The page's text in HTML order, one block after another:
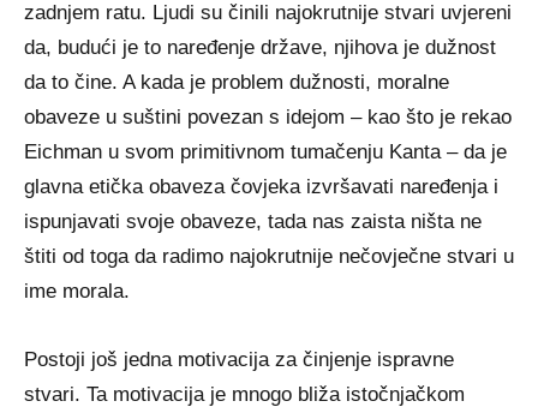
zadnjem ratu. Ljudi su činili najokrutnije stvari uvjereni
da, budući je to naređenje države, njihova je dužnost
da to čine. A kada je problem dužnosti, moralne
obaveze u suštini povezan s idejom – kao što je rekao
Eichman u svom primitivnom tumačenju Kanta – da je
glavna etička obaveza čovjeka izvršavati naređenja i
ispunjavati svoje obaveze, tada nas zaista ništa ne
štiti od toga da radimo najokrutnije nečovječne stvari u
ime morala.
Postoji još jedna motivacija za činjenje ispravne
stvari. Ta motivacija je mnogo bliža istočnjačkom